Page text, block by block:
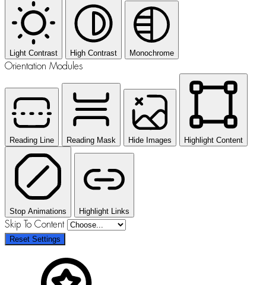
Light Contrast High Contrast Monochrome
Orientation Modules
Reading Line Reading Mask Hide Images Highlight Content
Stop Animations Highlight Links
Skip To Content
Reset Settings